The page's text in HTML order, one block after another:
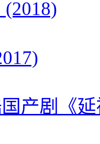
产剧《